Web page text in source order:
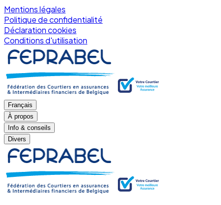
Mentions légales
Politique de confidentialité
Déclaration cookies
Conditions d'utilisation
Français
À propos
Info & conseils
Divers